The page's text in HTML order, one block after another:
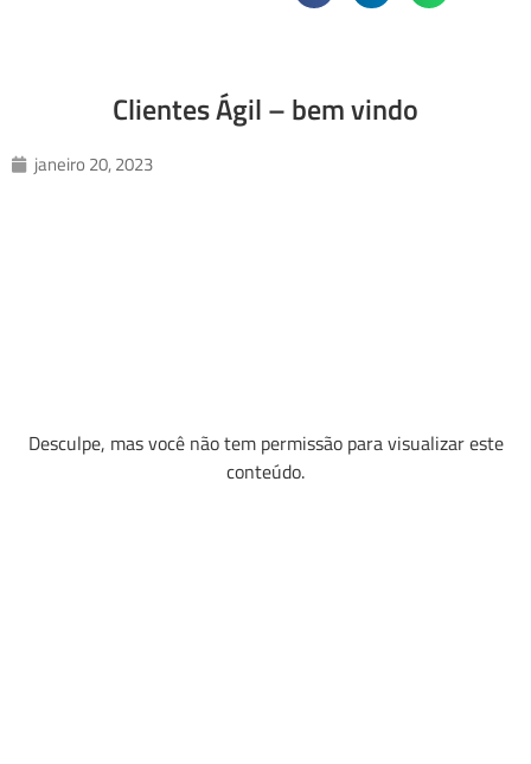
Clientes Ágil – bem vindo
janeiro 20, 2023
Desculpe, mas você não tem permissão para visualizar este
conteúdo.